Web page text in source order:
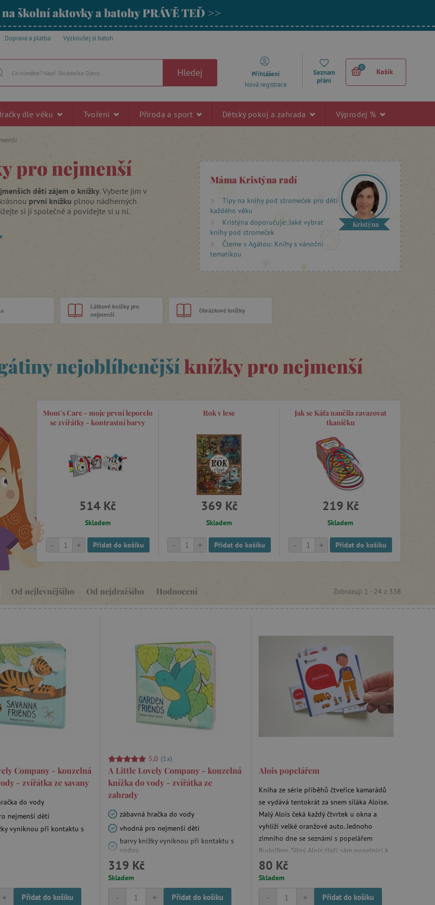
na školní aktovky a batohy PRÁVĚ TEĎ >>
Doprava a platba Vyzkoušej si batoh
Hledej
Přihlášení
Nová registrace
Seznam
přání
0
Košík
dle věku Tvoření Příroda a sport Dětský pokoj a zahrada Výprodej %
pro nejmenší
dětí zájem o knížky. Vyberte jim v
první knížku plnou nádherných
si ji společně a povídejte si u ní.
knížky
Máma Kristýna radí
Tipy na knihy pod stromeček pro děti
každého věku
Kristýna doporučuje: Jaké vybrat
knihy pod stromeček
Čteme s Agátou: Knihy s vánoční
tematikou
Kristýna
Látkové knížky pro
nejmenší
Obrázkové knížky
nejoblíbenější knížky pro nejmenší
Mom’s Care - moje první leporelo
se zvířátky - kontrastní barvy
514 Kč
Skladem
+
- Přidat do košíku
Rok v lese
369 Kč
Skladem
+
- Přidat do košíku
Jak se Káťa naučila zavazovat
tkaničku
219 Kč
Skladem
+
- Přidat do košíku
Od nejlevnějšího Od nejdražšího Hodnocení Zobrazuji 1 - 24 z 338
Company - kouzelná
- zvířátka ze savany
do vody
nejmenší děti
vyniknou při kontaktu s
+ Přidat do košíku
5,0 (1x)
A Little Lovely Company - kouzelná
knížka do vody - zvířátka ze
zahrady
zábavná hračka do vody
vhodná pro nejmenší děti
barvy knížky vyniknou při kontaktu s
vodou
319 Kč
Skladem
+
- Přidat do košíku
Alois popelářem
Kniha ze série příběhů čtveřice kamarádů
se vydává tentokrát za snem siláka Aloise.
Malý Alois čeká každý čtvrtek u okna a
vyhlíží velké oranžové auto. Jednoho
zimního dne se seznámí s popelářem
Rudolfem. Silný Alois tlačí sám popelnici k
autu a od Rudolfa se dozví, co všechno se
stane s kelímkem od jogurtu, který měl k
snídani. Doma nadšeně vypravuje, že už se
stal popelářem.
80 Kč
Skladem
+
- Přidat do košíku